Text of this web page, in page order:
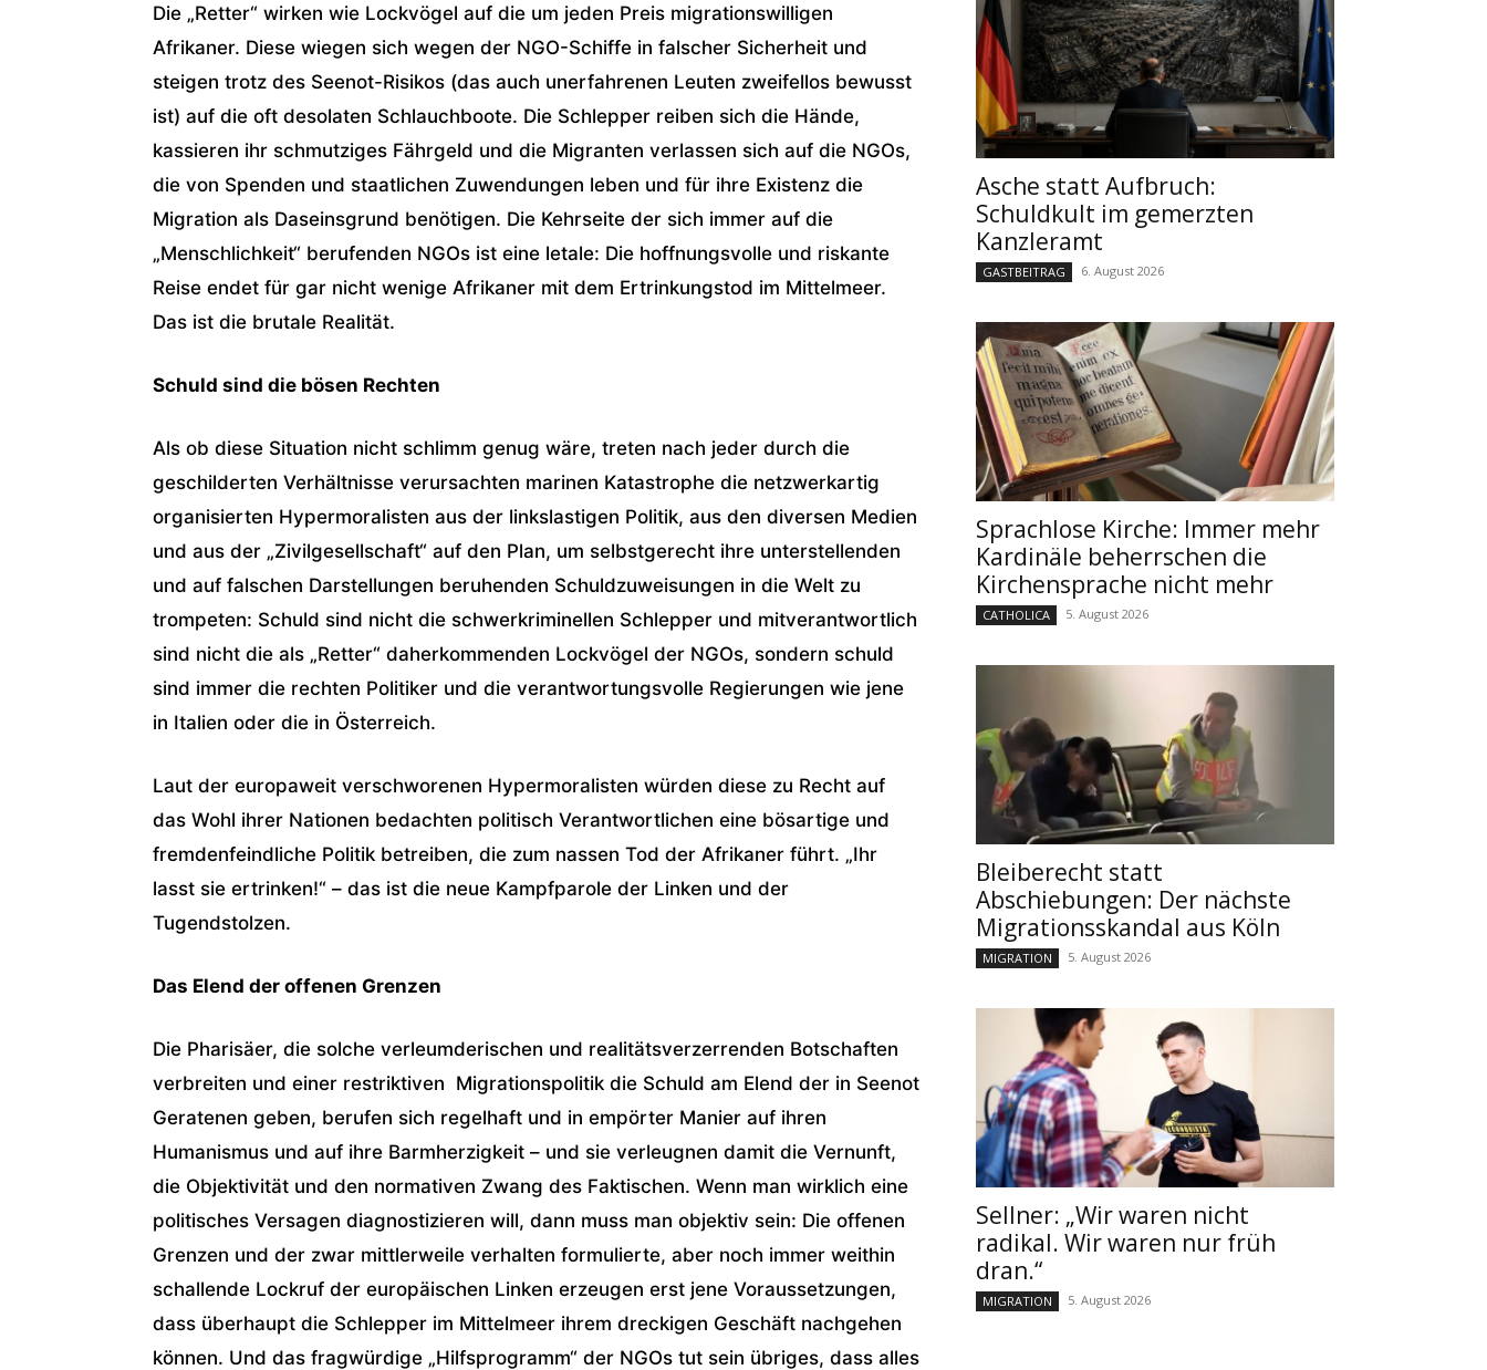
Die „Retter“ wirken wie Lockvögel auf die um jeden Preis migrationswilligen
Afrikaner. Diese wiegen sich wegen der NGO-Schiffe in falscher Sicherheit und
steigen trotz des Seenot-Risikos (das auch unerfahrenen Leuten zweifellos bewusst
ist) auf die oft desolaten Schlauchboote. Die Schlepper reiben sich die Hände,
kassieren ihr schmutziges Fährgeld und die Migranten verlassen sich auf die NGOs,
die von Spenden und staatlichen Zuwendungen leben und für ihre Existenz die
Migration als Daseinsgrund benötigen. Die Kehrseite der sich immer auf die
„Menschlichkeit“ berufenden NGOs ist eine letale: Die hoffnungsvolle und riskante
Reise endet für gar nicht wenige Afrikaner mit dem Ertrinkungstod im Mittelmeer.
Das ist die brutale Realität.
Schuld sind die bösen Rechten
Als ob diese Situation nicht schlimm genug wäre, treten nach jeder durch die
geschilderten Verhältnisse verursachten marinen Katastrophe die netzwerkartig
organisierten Hypermoralisten aus der linkslastigen Politik, aus den diversen Medien
und aus der „Zivilgesellschaft“ auf den Plan, um selbstgerecht ihre unterstellenden
und auf falschen Darstellungen beruhenden Schuldzuweisungen in die Welt zu
trompeten: Schuld sind nicht die schwerkriminellen Schlepper und mitverantwortlich
sind nicht die als „Retter“ daherkommenden Lockvögel der NGOs, sondern schuld
sind immer die rechten Politiker und die verantwortungsvolle Regierungen wie jene
in Italien oder die in Österreich.
Laut der europaweit verschworenen Hypermoralisten würden diese zu Recht auf
das Wohl ihrer Nationen bedachten politisch Verantwortlichen eine bösartige und
fremdenfeindliche Politik betreiben, die zum nassen Tod der Afrikaner führt. „Ihr
lasst sie ertrinken!“ – das ist die neue Kampfparole der Linken und der
Tugendstolzen.
Das Elend der offenen Grenzen
Die Pharisäer, die solche verleumderischen und realitätsverzerrenden Botschaften
verbreiten und einer restriktiven Migrationspolitik die Schuld am Elend der in Seenot
Geratenen geben, berufen sich regelhaft und in empörter Manier auf ihren
Humanismus und auf ihre Barmherzigkeit – und sie verleugnen damit die Vernunft,
die Objektivität und den normativen Zwang des Faktischen. Wenn man wirklich eine
politisches Versagen diagnostizieren will, dann muss man objektiv sein: Die offenen
Grenzen und der zwar mittlerweile verhalten formulierte, aber noch immer weithin
schallende Lockruf der europäischen Linken erzeugen erst jene Voraussetzungen,
dass überhaupt die Schlepper im Mittelmeer ihrem dreckigen Geschäft nachgehen
können. Und das fragwürdige „Hilfsprogramm“ der NGOs tut sein übriges, dass alles
Asche statt Aufbruch:
Schuldkult im gemerzten
Kanzleramt
GASTBEITRAG 6. August 2026
Sprachlose Kirche: Immer mehr
Kardinäle beherrschen die
Kirchensprache nicht mehr
CATHOLICA 5. August 2026
Bleiberecht statt
Abschiebungen: Der nächste
Migrationsskandal aus Köln
MIGRATION 5. August 2026
Sellner: „Wir waren nicht
radikal. Wir waren nur früh
dran.“
MIGRATION 5. August 2026